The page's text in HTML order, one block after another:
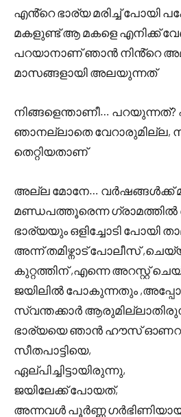
എൻ്റെ ഭാര്യ മരിച്ച് പോയി
മകളുണ്ട് ആ മകളെ എനിക്ക്
പറയാനാണ് ഞാൻ നിൻ്റെ
മാസങ്ങളായി അലയുന്നത്
നിങ്ങളെന്താണീ…
ഞാനല്ലാതെ വേറാരുമില്ല,
തെറ്റിയതാണ്
അല്ല മോനേ… വർഷങ്ങൾക്ക് മുമ്പ്
മണ്ഡപത്തൂരെന്ന
ഭാര്യയും ഒളിച്ചോടി പോയി
അന്ന് തമിഴ്നാട് പോലീസ്
കുറ്റത്തിന് ,എന്നെ അറസ്റ്റ്
ജയിലിൽ പോകുന്നതും
സ്വന്തക്കാർ
ഭാര്യയെ ഞാൻ ഹൗസ്
സീതപാട്ടിയെ,
ഏല്പിച്ചിട്ടായിരുന്നു,
ജയിലേക്ക് പോയത്,
അന്നവൾ പൂർണ്ണ